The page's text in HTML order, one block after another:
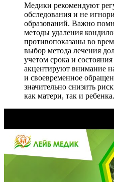
Медики рекомендуют
обследования и не
образований. Важно
методы удаления
противопоказаны во
выбор метода лечения
учетом срока и
акцентируют внимание
и своевременное
значительно снизить
как матери, так и ребенка.